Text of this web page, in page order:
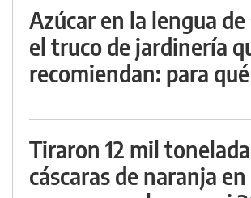
Azúcar en la lengua de
el truco de jardinería
recomiendan: para
Tiraron 12 mil
cáscaras de naranja